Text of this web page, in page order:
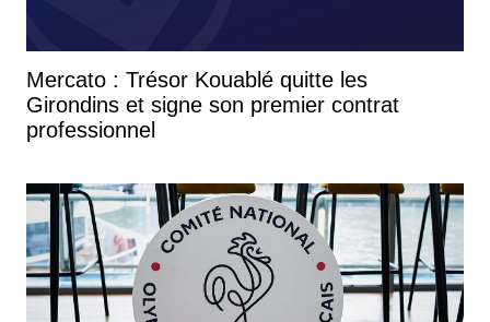
Mercato : Trésor Kouablé quitte les
Girondins et signe son premier contrat
professionnel